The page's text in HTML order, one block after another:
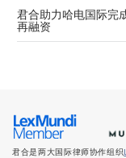
君合助力哈电国际完
再融资
君合是两大国际律师协作组织